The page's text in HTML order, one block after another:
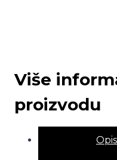
Više
proizvodu